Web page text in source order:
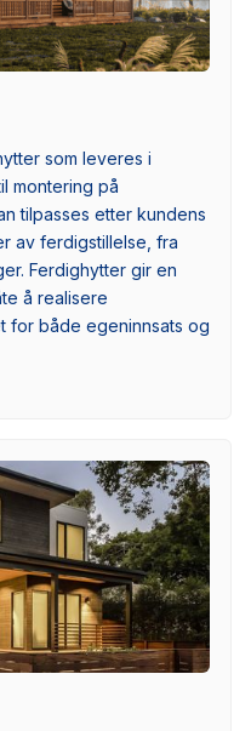
som leveres i
montering på
tilpasses etter kundens
av ferdigstillelse, fra
Ferdighytter gir en
å realisere
for både egeninnsats og